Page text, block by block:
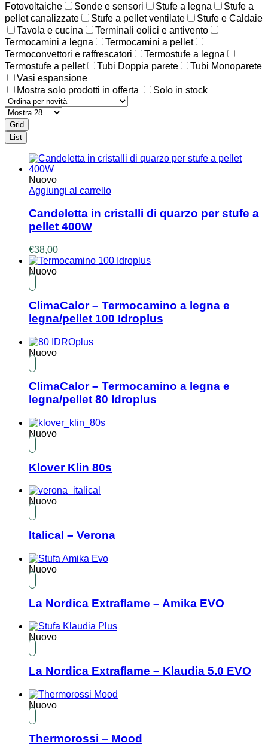
Fotovoltaiche
Sonde e sensori Stufe a legna
Stufe a
pellet canalizzate
Stufe a pellet ventilate
Stufe e Caldaie
Tavola e cucina
Terminali eolici e antivento
Termocamini a legna
Termocamini a pellet
Termoconvettori e raffrescatori
Termostufe a legna
Termostufe a pellet
Tubi Doppia parete
Tubi Monoparete
Vasi espansione
Mostra solo prodotti in offerta
Solo in stock
Grid
List
Nuovo
Aggiungi al carrello
Candeletta in cristalli di quarzo per stufe a
pellet 400W
€38,00
Nuovo
ClimaCalor – Termocamino a legna e
legna/pellet 100 Idroplus
Nuovo
ClimaCalor – Termocamino a legna e
legna/pellet 80 Idroplus
Nuovo
Klover Klin 80s
Nuovo
Italical – Verona
Nuovo
La Nordica Extraflame – Amika EVO
Nuovo
La Nordica Extraflame – Klaudia 5.0 EVO
Nuovo
Thermorossi – Mood